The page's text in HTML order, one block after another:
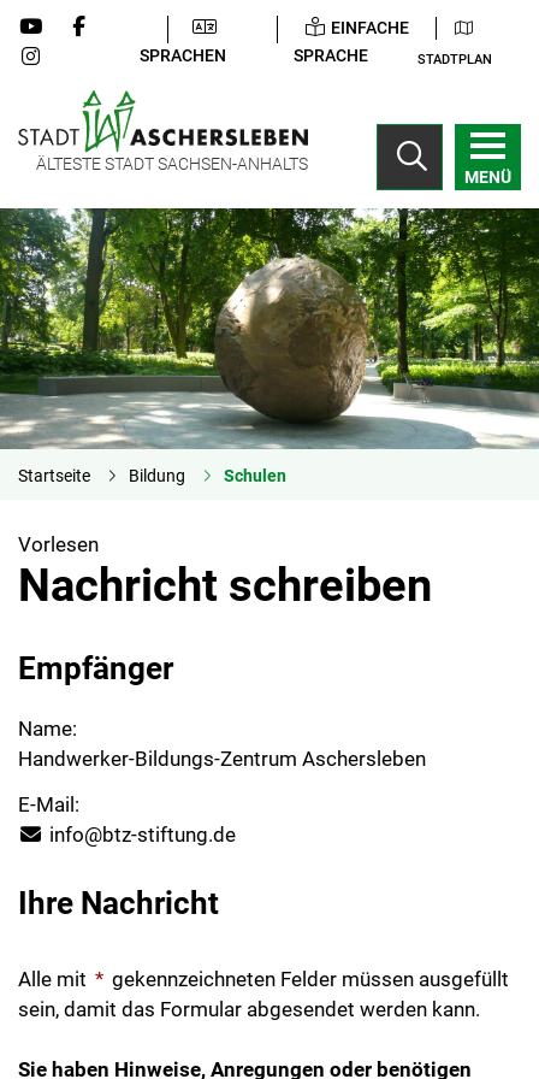
SPRACHEN
EINFACHE
SPRACHE
STADTPLAN
ÄLTESTE STADT SACHSEN-ANHALTS
MENÜ
Startseite Bildung Schulen
Vorlesen
Nachricht schreiben
Empfänger
Name:
Handwerker-Bildungs-Zentrum Aschersleben
E-Mail:
info@btz-stiftung.de
Ihre Nachricht
Alle mit * gekennzeichneten Felder müssen ausgefüllt
sein, damit das Formular abgesendet werden kann.
Sie haben Hinweise, Anregungen oder benötigen